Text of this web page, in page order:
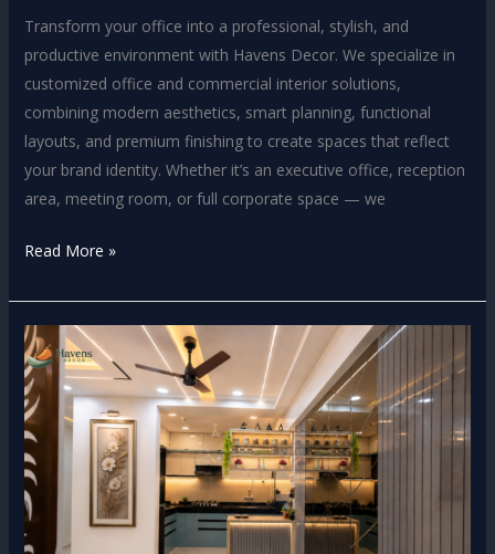
Transform your office into a professional, stylish, and
productive environment with Havens Decor. We specialize in
customized office and commercial interior solutions,
combining modern aesthetics, smart planning, functional
layouts, and premium finishing to create spaces that reflect
your brand identity. Whether it’s an executive office, reception
area, meeting room, or full corporate space — we
Read More »
Luxury
Apartment
Interior
Project